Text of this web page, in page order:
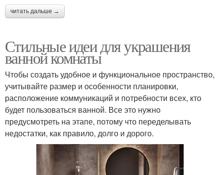
читать дальше →
Стильные идеи для украшения
ванной комнаты
Чтобы создать удобное и функциональное пространство,
учитывайте размер и особенности планировки,
расположение коммуникаций и потребности всех, кто
будет пользоваться ванной. Все это нужно
предусмотреть на этапе, потому что переделывать
недостатки, как правило, долго и дорого.